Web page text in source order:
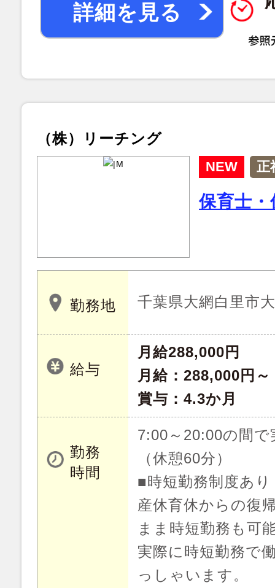
詳細を見る
（株）リーチング
NEW 正
保育士
勤務地 千葉県大網白里市
給与
月給288,000円
月給：288,000円～
賞与：4.3か月
勤務
時間
7:00～20:00の間
（休憩60分）
■時短勤務制度あり
産休育休からの復
まま時短勤務も可
実際に時短勤務で
っしゃいます。